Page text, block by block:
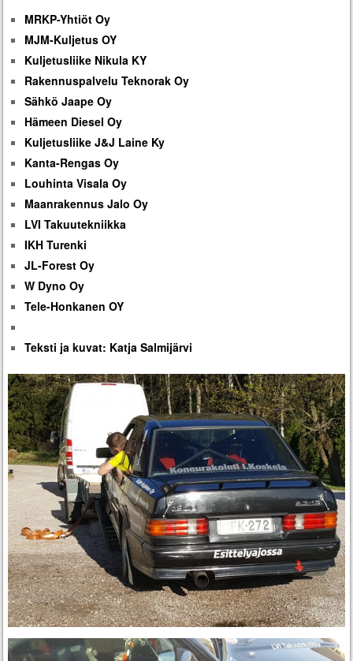
MRKP-Yhtiöt Oy
MJM-Kuljetus OY
Kuljetusliike Nikula KY
Rakennuspalvelu Teknorak Oy
Sähkö Jaape Oy
Hämeen Diesel Oy
Kuljetusliike J&J Laine Ky
Kanta-Rengas Oy
Louhinta Visala Oy
Maanrakennus Jalo Oy
LVI Takuutekniikka
IKH Turenki
JL-Forest Oy
W Dyno Oy
Tele-Honkanen OY
Teksti ja kuvat: Katja Salmijärvi